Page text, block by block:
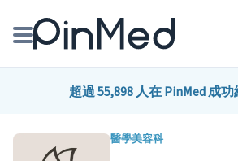
線上預約醫師、院所
醫師專欄專訪
超過 55,898 人在 PinMed 成
醫學美容科